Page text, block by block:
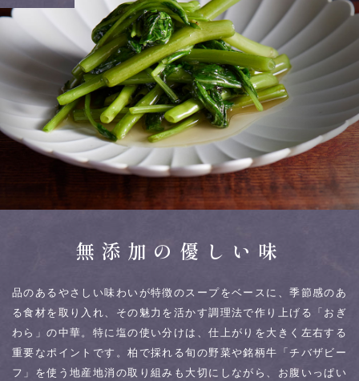
無添加の優しい味
スープが基本
品のあるやさしい味わいが特徴のスープをベースに、季節感のあ
る食材を取り入れ、その魅力を活かす調理法で作り上げる「おぎ
わら」の中華。 特に塩の使い分けは、仕上がりを大きく左右する
重要なポイントです。柏で採れる旬の野菜や銘柄牛「チバザビー
フ」を使う地産地消の取り組みも大切にしながら、お腹いっぱい